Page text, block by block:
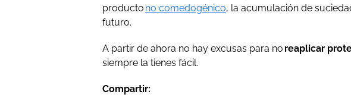
producto no comedogénico, la acumulación de
futuro.
A partir de ahora no hay excusas para no reaplicar
siempre la tienes fácil.
Compartir: